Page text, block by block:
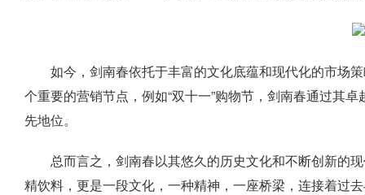
如今，剑南春依托于丰富的文化底蕴和现代化的市场
个重要的营销节点，例如“双十一”购物节，剑南春通过其
先地位。
总而言之，剑南春以其悠久的历史文化和不断创新的
精饮料，更是一段文化，一种精神，一座桥梁，连接着过